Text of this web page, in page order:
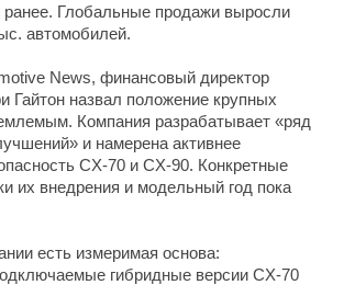
ранее. Глобальные продажи выросли
автомобилей.
News, финансовый директор
назвал положение крупных
Компания разрабатывает «ряд
и намерена активнее
CX-70 и CX-90. Конкретные
их внедрения и модельный год пока
есть измеримая основа:
гибридные версии CX-70